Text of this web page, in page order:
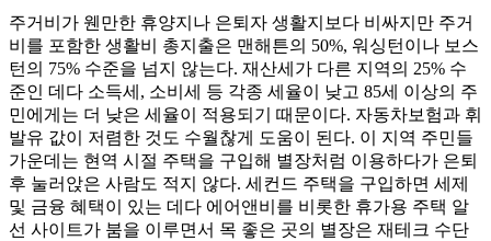
주거비가 웬만한 휴양지나 은퇴자 생활지보다 비싸지만 주거
비를 포함한 생활비 총지출은 맨해튼의 50%, 워싱턴이나 보스
턴의 75% 수준을 넘지 않는다. 재산세가 다른 지역의 25% 수
준인 데다 소득세, 소비세 등 각종 세율이 낮고 85세 이상의 주
민에게는 더 낮은 세율이 적용되기 때문이다. 자동차보험과 휘
발유 값이 저렴한 것도 수월찮게 도움이 된다. 이 지역 주민들
가운데는 현역 시절 주택을 구입해 별장처럼 이용하다가 은퇴
후 눌러앉은 사람도 적지 않다. 세컨드 주택을 구입하면 세제
및 금융 혜택이 있는 데다 에어앤비를 비롯한 휴가용 주택 알
선 사이트가 붐을 이루면서 목 좋은 곳의 별장은 재테크 수단